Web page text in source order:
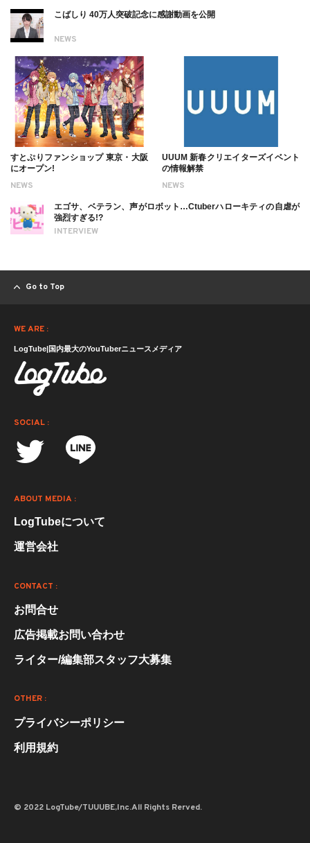
NEWS
こばしり 40万人突破記念に感謝動画を公開
NEWS
すとぷりファンショップ 東京・大阪
にオープン!
NEWS
UUUM 新春クリエイターズイベント
の情報解禁
INTERVIEW
エゴサ、ベテラン、声がロボット…Ctuberハローキティの自虐が
強烈すぎる!?
Go to Top
WE ARE :
LogTube|国内最大のYouTuberニュースメディア
SOCIAL :
ABOUT MEDIA :
LogTubeについて
運営会社
CONTACT :
お問合せ
広告掲載お問い合わせ
ライター/編集部スタッフ大募集
OTHER :
プライバシーポリシー
利用規約
© 2022 LogTube/TUUUBE,Inc.All Rights Rerved.